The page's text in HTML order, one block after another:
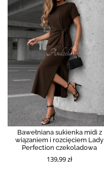
Bawełniana sukienka midi z
wiązaniem i rozcięciem Lady
Perfection czekoladowa
139,99 zł